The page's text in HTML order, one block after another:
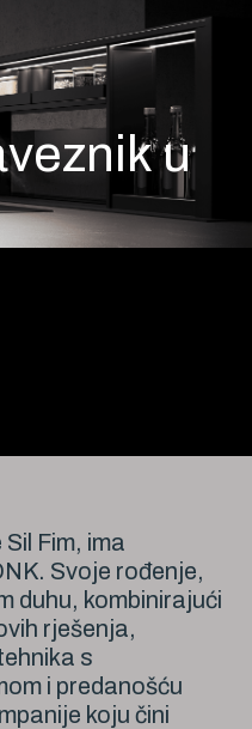
u
Fim, ima
Svoje rođenje,
duhu, kombinirajući
rješenja,
s
i predanošću
koju čini